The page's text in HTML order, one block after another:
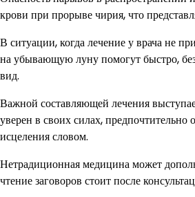
крови при прорыве чирия, что
В ситуации, когда лечение у врача не
на убывающую луну помогут быстро,
вид.
Важной составляющей лечения
уверен в своих силах,
исцеления словом.
Нетрадиционная медицина может
чтение заговоров стоит после